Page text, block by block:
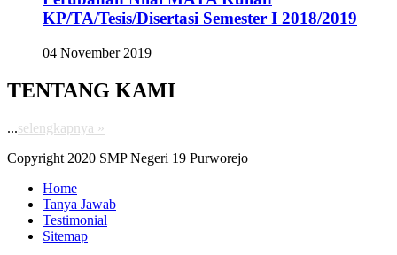
KP/TA/Tesis/Disertasi Semester I 2018/2019
04 November 2019
TENTANG KAMI
...selengkapnya »
Copyright 2020 SMP Negeri 19 Purworejo
Home
Tanya Jawab
Testimonial
Sitemap